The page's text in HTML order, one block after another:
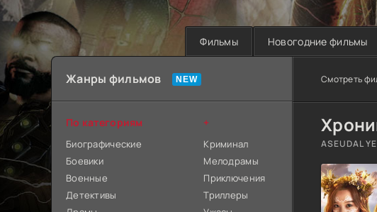
Фильмы Новогодние фильмы
Смотреть
ASEUDAL
Жанры фильмов
По категориям
Биографические
Боевики
Военные
Детективы
+
Криминал
Мелодрамы
Приключения
Триллеры